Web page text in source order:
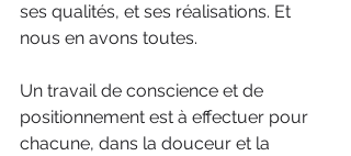
ses qualités, et ses réalisations. Et
nous en avons toutes.
Un travail de conscience et de
positionnement est à effectuer pour
chacune, dans la douceur et la